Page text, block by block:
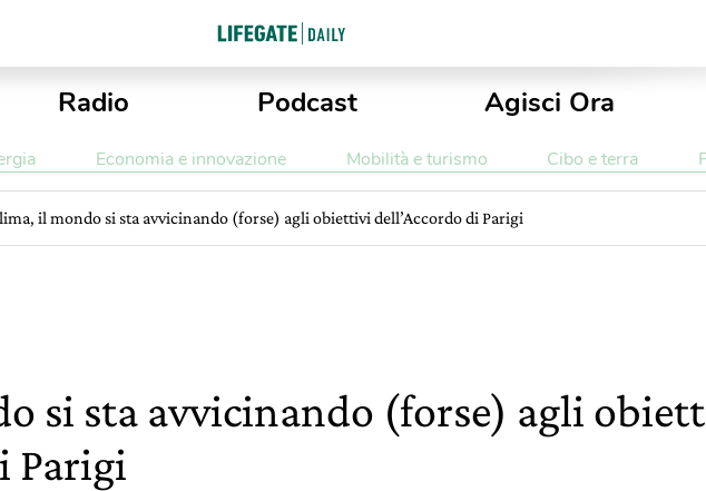
Radio Podcast Agisci Ora
Economia e innovazione Mobilità e turismo Cibo e terra
il mondo si sta avvicinando (forse) agli obiettivi dell’Accordo di Parigi
si sta avvicinando (forse) agli
Parigi